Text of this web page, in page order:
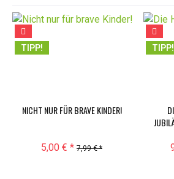
TIPP!
NICHT NUR FÜR BRAVE KINDER!
5,00 € * 7,99 € *
TIPP!